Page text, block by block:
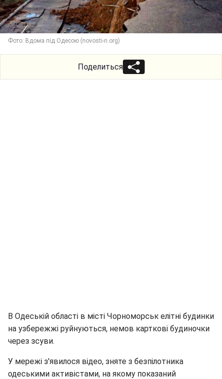
Фото: Вдома під Одесою (novosti-n.org)
Поделиться
В Одеській області в місті Чорноморськ елітні будинки
на узбережжі руйнуються, немов карткові будиночки
через зсуви.
У мережі з'явилося відео, зняте з безпілотника
одеськими активістами, на якому показаний